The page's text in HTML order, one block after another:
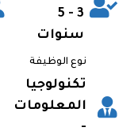
3 - 5
سنوات
نوع الوظيفة
تكنولوجيا
المعلومات
-